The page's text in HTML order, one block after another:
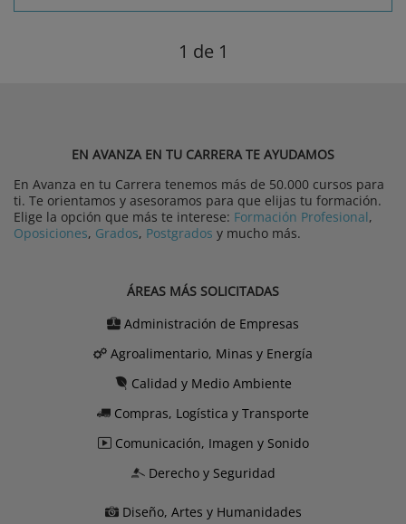
1 de 1
EN AVANZA EN TU CARRERA TE AYUDAMOS
En Avanza en tu Carrera tenemos más de 50.000 cursos para
ti. Te orientamos y asesoramos para que elijas tu formación.
Elige la opción que más te interese: Formación Profesional,
Oposiciones, Grados, Postgrados y mucho más.
ÁREAS MÁS SOLICITADAS
Administración de Empresas
Agroalimentario, Minas y Energía
Calidad y Medio Ambiente
Compras, Logística y Transporte
Comunicación, Imagen y Sonido
Derecho y Seguridad
Diseño, Artes y Humanidades